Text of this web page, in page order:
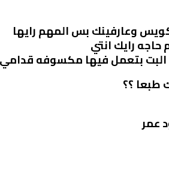
وعارفينك بس المهم رايها
رايك انتي
بتعمل فيها مكسوفه
طبعا ؟؟
عمر